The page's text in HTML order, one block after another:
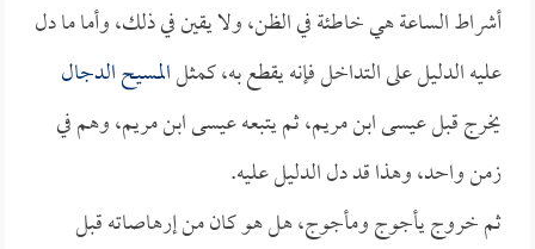
أشراط الساعة هي خاطئة في الظن، ولا يقين في ذلك، وأما ما دل
عليه الدليل على التداخل فإنه يقطع به، كمثلالمسيح الدجال
يخرج قبل عيسى ابن مريم، ثم يتبعه عيسى ابن مريم، وهم في
زمن واحد، وهذا قد دل الدليل عليه.
ثم خروج يأجوج ومأجوج، هل هو كان من إرهاصاته قبل